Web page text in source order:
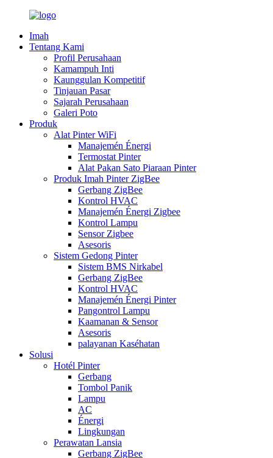
Imah
Tentang Kami
Profil Perusahaan
Kamampuh Inti
Kaunggulan Kompetitif
Tinjauan Pasar
Sajarah Perusahaan
Galeri Poto
Produk
Alat Pinter WiFi
Manajemén Énergi
Termostat Pinter
Alat Pakan Sato Piaraan Pinter
Produk Imah Pinter ZigBee
Gerbang ZigBee
Kontrol HVAC
Manajemén Énergi Zigbee
Kontrol Lampu
Sensor Zigbee
Asesoris
Sistem Gedong Pinter
Sistem BMS Nirkabel
Gerbang ZigBee
Kontrol HVAC
Manajemén Énergi Pinter
Pangontrol Lampu
Kaamanan & Sensor
Asesoris
palayanan Kaséhatan
Solusi
Hotél Pinter
Gerbang
Tombol Panik
Lampu
AC
Énergi
Lingkungan
Perawatan Lansia
Gerbang ZigBee